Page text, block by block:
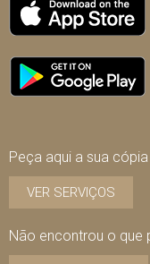
Peça aqui a sua
VER SERVIÇOS
Não encontrou o que